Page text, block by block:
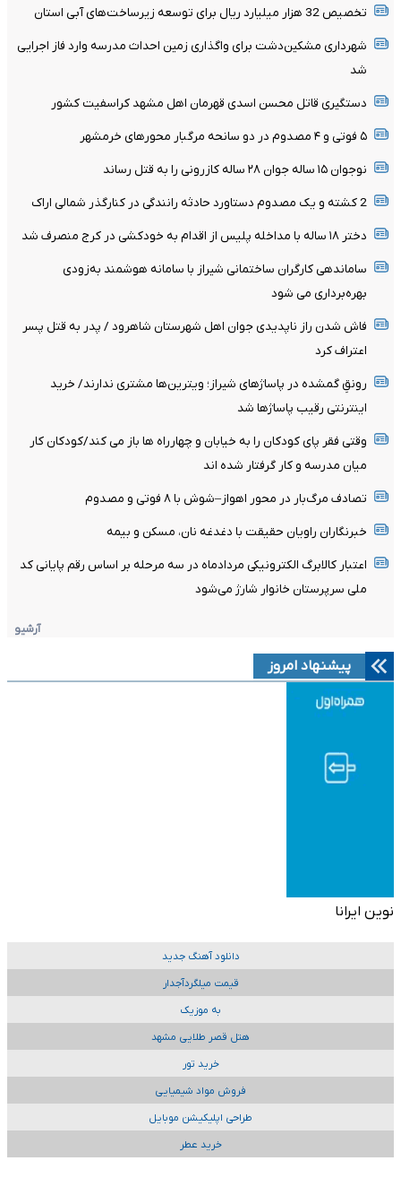
تخصیص 32 هزار میلیارد ریال برای توسعه زیرساخت‌های آبی استان
شهرداری مشکین‌دشت برای واگذاری زمین احداث مدرسه وارد فاز اجرایی
شد
دستگیری قاتل محسن اسدی قهرمان اهل مشهد کراسفیت کشور
۵ فوتی و ۴ مصدوم در دو سانحه مرگبار محورهای خرمشهر
نوجوان ۱۵ ساله جوان ۲۸ ساله کازرونی را به قتل رساند
2 کشته و یک مصدوم دستاورد حادثه رانندگی در کنارگذر شمالی اراک
دختر ۱۸ ساله با مداخله پلیس از اقدام به خودکشی در کرج منصرف شد
ساماندهی کارگران ساختمانی شیراز با سامانه هوشمند به‌زودی
بهره‌برداری می شود
فاش شدن راز ناپدیدی جوان اهل شهرستان شاهرود / پدر به قتل پسر
اعتراف کرد
رونقِ گمشده در پاساژهای شیراز؛ ویترین‌ها مشتری ندارند/ خرید
اینترنتی رقیب پاساژها شد
وقتی فقر پای کودکان را به خیابان و چهارراه ها باز می کند/کودکان کار
میان مدرسه و کار گرفتار شده اند
تصادف مرگ‌بار در محور اهواز–شوش با ۸ فوتی و مصدوم
خبرنگاران راویان حقیقت با دغدغه نان، مسکن و بیمه
اعتبار کالابرگ الکترونیکی مردادماه در سه مرحله بر اساس رقم پایانی کد
ملی سرپرستان خانوار شارژ می‌شود
آرشیو
پیشنهاد امروز
نوین ایرانا
دانلود آهنگ جدید
قیمت میلگردآجدار
به موزیک
هتل قصر طلایی مشهد
خرید تور
فروش مواد شیمیایی
طراحی اپلیکیشن موبایل
خرید عطر